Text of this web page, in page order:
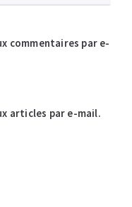
commentaires par e-
articles par e-mail.